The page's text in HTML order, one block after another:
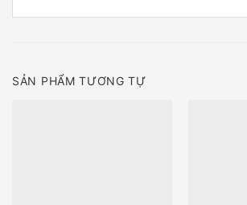
SẢN PHẨM TƯƠNG TỰ